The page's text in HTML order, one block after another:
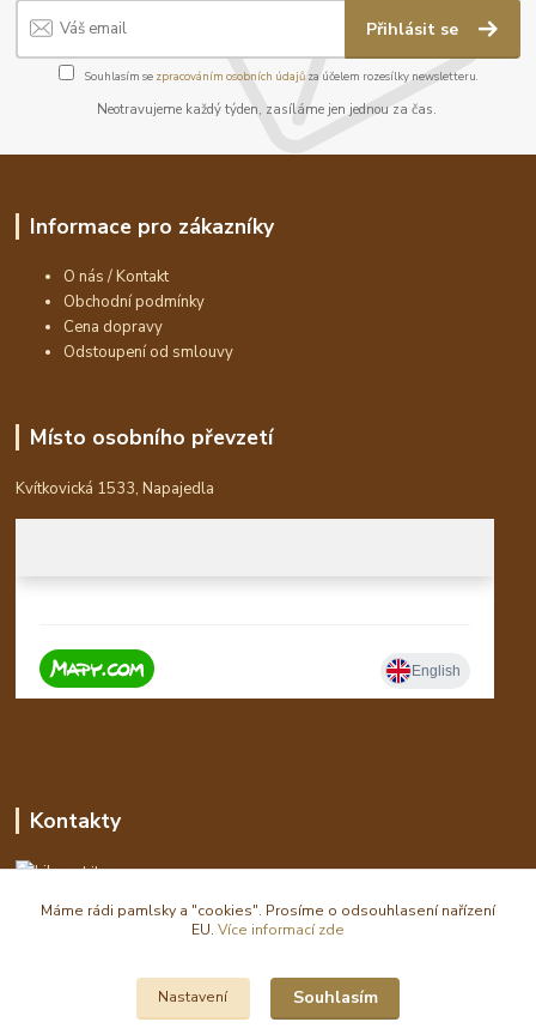
Přihlásit se
Souhlasím se zpracováním osobních údajůza účelem rozesílky newsletteru.
Neotravujeme každý týden, zasíláme jen jednou za čas.
Informace pro zákazníky
O nás / Kontakt
Obchodní podmínky
Cena dopravy
Odstoupení od smlouvy
Místo osobního převzetí
Kvítkovická 1533, Napajedla
Kontakty
Libor
eshop(zavináč)waldi.cz
Máme rádi pamlsky a "cookies". Prosíme o odsouhlasení nařízení
EU. Více informací zde
Nastavení Souhlasím